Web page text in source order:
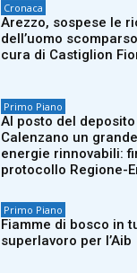
Cronaca
Arezzo, sospese le
dell’uomo
cura di Castiglion
Primo Piano
Al posto del deposito
Calenzano un
energie rinnovabili:
protocollo Regione-
Primo Piano
Fiamme di bosco in
superlavoro per l’Aib